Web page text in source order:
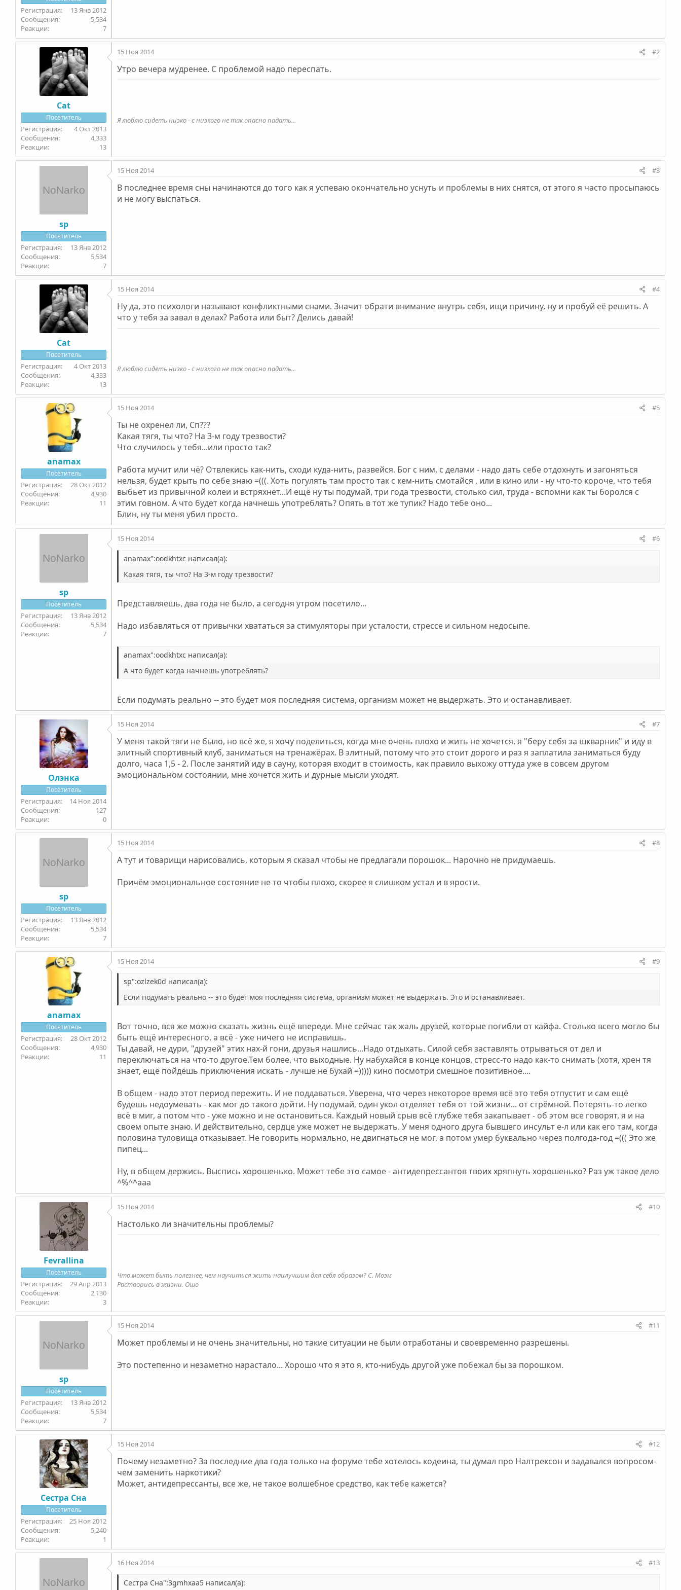
13 Янв 2012
5,534
7
Cat
Посетитель
4 Окт 2013
4,333
13
15 Ноя 2014 #2
Утро вечера мудренее. С проблемой надо переспать.
Я люблю сидеть низко - с низкого не так опасно падать...
sp
Посетитель
13 Янв 2012
5,534
7
15 Ноя 2014 #3
В последнее время сны начинаются до того как я успеваю окончательно уснуть и проблемы в них снятся, от этого я часто просыпаюсь
и не могу выспаться.
Cat
Посетитель
4 Окт 2013
4,333
13
15 Ноя 2014 #4
Ну да, это психологи называют конфликтными снами. Значит обрати внимание внутрь себя, ищи причину, ну и пробуй её решить. А
что у тебя за завал в делах? Работа или быт? Делись давай!
Я люблю сидеть низко - с низкого не так опасно падать...
anamax
Посетитель
28 Окт 2012
4,930
11
15 Ноя 2014 #5
Ты не охренел ли, Сп???
Какая тягя, ты что? На 3-м году трезвости?
Что случилось у тебя...или просто так?
Работа мучит или чё? Отвлекись как-нить, сходи куда-нить, развейся. Бог с ним, с делами - надо дать себе отдохнуть и загоняться
нельзя, будет крыть по себе знаю =(((. Хоть погулять там просто так с кем-нить смотайся , или в кино или - ну что-то короче, что тебя
выбьет из привычной колеи и встряхнёт...И ещё ну ты подумай, три года трезвости, столько сил, труда - вспомни как ты боролся с
этим говном. А что будет когда начнешь употреблять? Опять в тот же тупик? Надо тебе оно...
Блин, ну ты меня убил просто.
sp
Посетитель
13 Янв 2012
5,534
7
15 Ноя 2014 #6
anamax":oodkhtxc написал(а):
Какая тягя, ты что? На 3-м году трезвости?
Представляешь, два года не было, а сегодня утром посетило...
Надо избавляться от привычки хвататься за стимуляторы при усталости, стрессе и сильном недосыпе.
anamax":oodkhtxc написал(а):
А что будет когда начнешь употреблять?
Если подумать реально -- это будет моя последняя система, организм может не выдержать. Это и останавливает.
Олэнка
Посетитель
14 Ноя 2014
127
0
15 Ноя 2014 #7
У меня такой тяги не было, но всё же, я хочу поделиться, когда мне очень плохо и жить не хочется, я "беру себя за шкварник" и иду в
элитный спортивный клуб, заниматься на тренажёрах. В элитный, потому что это стоит дорого и раз я заплатила заниматься буду
долго, часа 1,5 - 2. После занятий иду в сауну, которая входит в стоимость, как правило выхожу оттуда уже в совсем другом
эмоциональном состоянии, мне хочется жить и дурные мысли уходят.
sp
Посетитель
13 Янв 2012
5,534
7
15 Ноя 2014 #8
А тут и товарищи нарисовались, которым я сказал чтобы не предлагали порошок... Нарочно не придумаешь.
Причём эмоциональное состояние не то чтобы плохо, скорее я слишком устал и в ярости.
anamax
Посетитель
28 Окт 2012
4,930
11
15 Ноя 2014 #9
sp":ozlzek0d написал(а):
Если подумать реально -- это будет моя последняя система, организм может не выдержать. Это и останавливает.
Вот точно, вся же можно сказать жизнь ещё впереди. Мне сейчас так жаль друзей, которые погибли от кайфа. Столько всего могло бы
быть ещё интересного, а всё - уже ничего не исправишь.
Ты давай, не дури, "друзей" этих нах-й гони, друзья нашлись...Надо отдыхать. Силой себя заставлять отрываться от дел и
переключаться на что-то другое.Тем более, что выходные. Ну набухайся в конце концов, стресс-то надо как-то снимать (хотя, хрен тя
знает, ещё пойдёшь приключения искать - лучше не бухай =))))) кино посмотри смешное позитивное....
В общем - надо этот период пережить. И не поддаваться. Уверена, что через некоторое время всё это тебя отпустит и сам ещё
будешь недоумевать - как мог до такого дойти. Ну подумай, один укол отделяет тебя от той жизни... от стрёмной. Потерять-то легко
всё в миг, а потом что - уже можно и не остановиться. Каждый новый срыв всё глубже тебя закапывает - об этом все говорят, я и на
своем опыте знаю. И действительно, сердце уже может не выдержать. У меня одного друга бывшего инсульт е-л или как его там, когда
половина туловища отказывает. Не говорить нормально, не двигнаться не мог, а потом умер буквально через полгода-год =((( Это же
пипец...
Ну, в общем держись. Выспись хорошенько. Может тебе это самое - антидепрессантов твоих хряпнуть хорошенько? Раз уж такое дело
^%^^aaa
Fevrallina
Посетитель
29 Апр 2013
2,130
3
15 Ноя 2014 #10
Настолько ли значительны проблемы?
Что может быть полезнее, чем научиться жить наилучшим для себя образом? С. Моэм
Растворись в жизни. Ошо
sp
Посетитель
13 Янв 2012
5,534
7
15 Ноя 2014 #11
Может проблемы и не очень значительны, но такие ситуации не были отработаны и своевременно разрешены.
Это постепенно и незаметно нарастало... Хорошо что я это я, кто-нибудь другой уже побежал бы за порошком.
Сестра Сна
Посетитель
25 Ноя 2012
5,240
1
15 Ноя 2014 #12
Почему незаметно? За последние два года только на форуме тебе хотелось кодеина, ты думал про Налтрексон и задавался вопросом-
чем заменить наркотики?
Может, антидепрессанты, все же, не такое волшебное средство, как тебе кажется?
16 Ноя 2014 #13
Сестра Сна":3gmhxaa5 написал(а):